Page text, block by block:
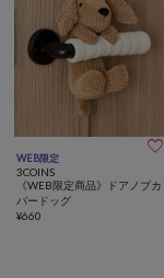
WEB限定 
3COINS
《WEB限定商品》ドアノブカ
バードッグ
¥660